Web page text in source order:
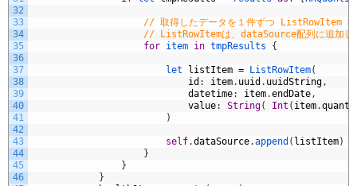
32
33
34
35
36
37
38
39
40
41
42
43
44
45
46
// 取得したデータを１件ずつ ListRowItem 構
// ListRowItemは、dataSource配列に追加し
for item in tmpResults {
let listItem = ListRowItem(
id : item. uuid . uuidString,
datetime: item.endDate,
value: String( Int ( item.
)
self.dataSource.append ( listItem)
}
}
}